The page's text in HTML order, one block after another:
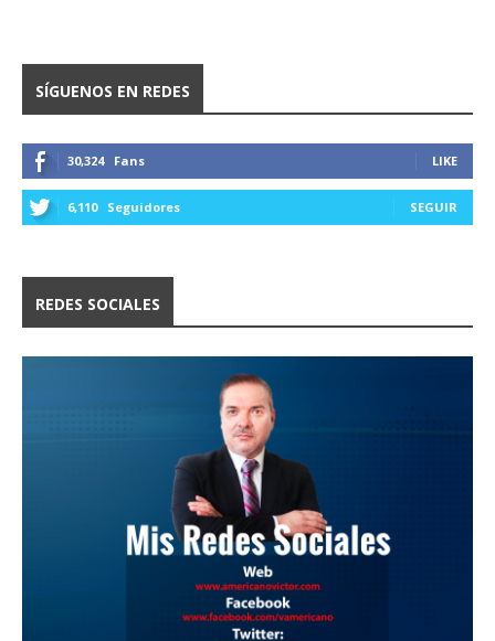
SÍGUENOS EN REDES
30,324 Fans LIKE
6,110 Seguidores SEGUIR
REDES SOCIALES